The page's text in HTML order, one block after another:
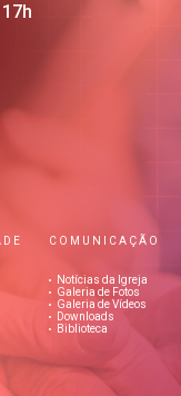
COMUNICAÇÃO
Notícias da Igreja
Galeria de Fotos
Galeria de Vídeos
Downloads
Biblioteca